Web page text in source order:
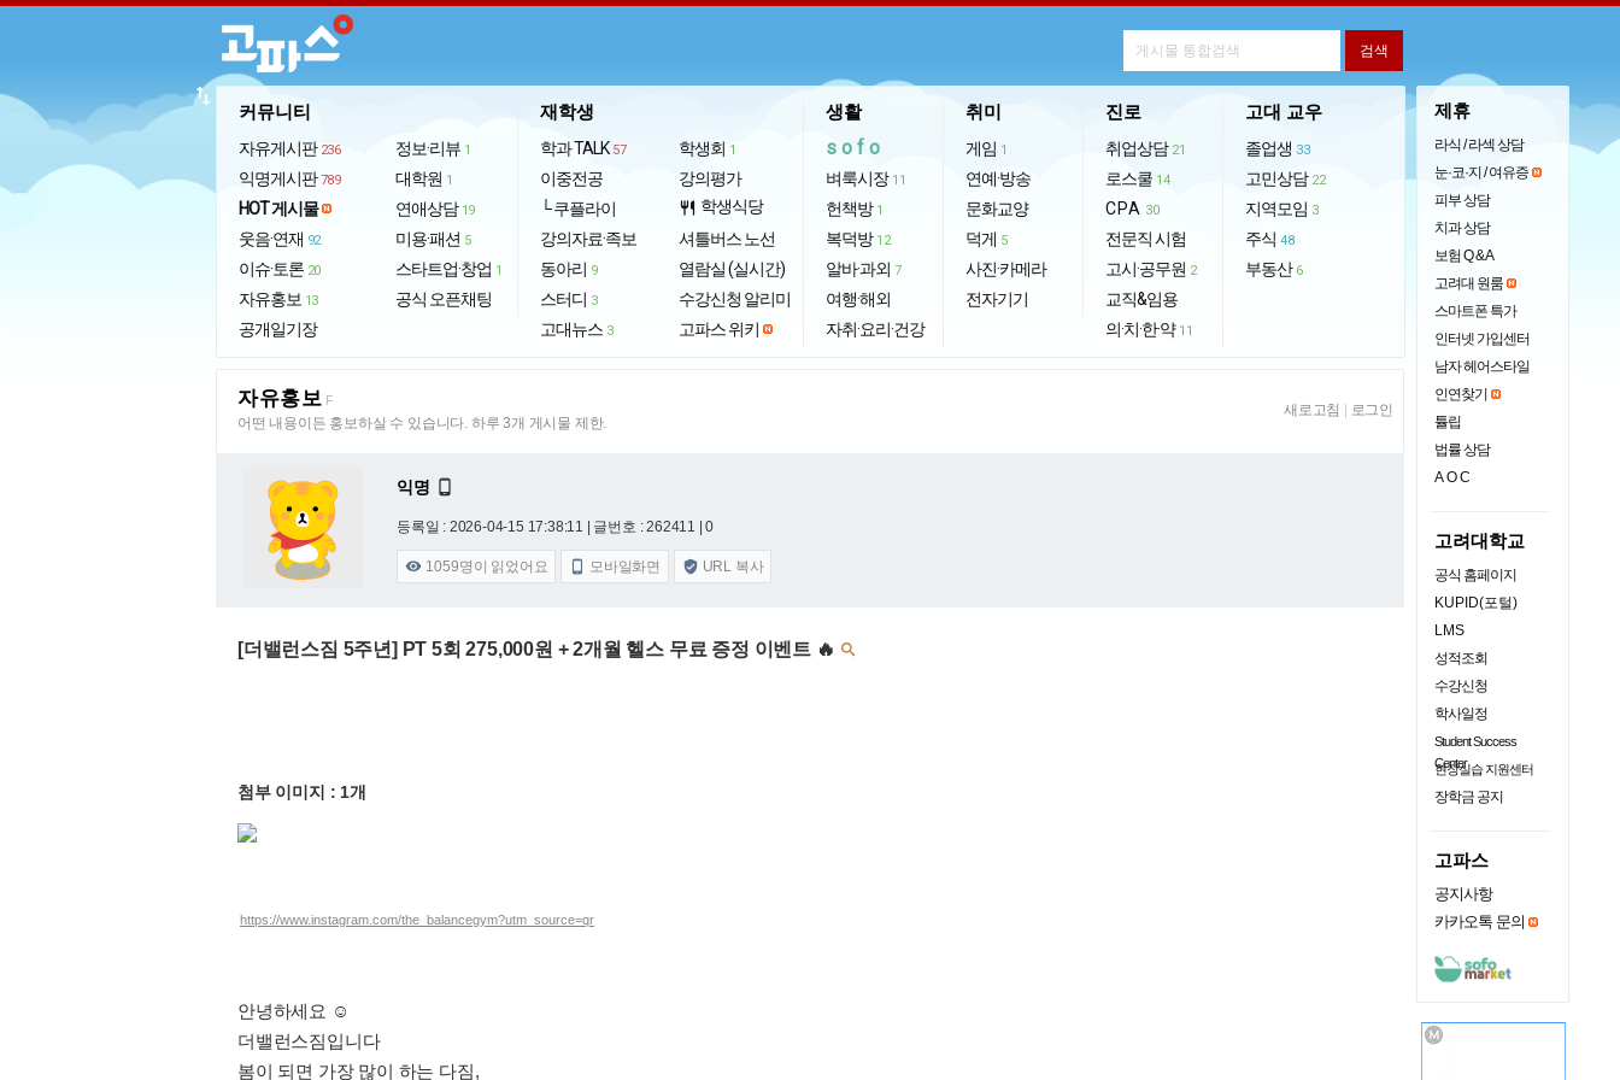
커뮤니티
자유게시판 236
익명게시판 789
HOT 게시물
웃음·연재 92
이슈·토론 20
자유홍보 13
공개일기장
정보·리뷰 1
대학원 1
연애상담 19
미용·패션 5
스타트업·창업 1
공식 오픈채팅
재학생
학과 TALK 57
이중전공
└ 쿠플라이
강의자료·족보
동아리 9
스터디 3
고대뉴스 3
학생회 1
강의평가
restaurant 학생식당
셔틀버스 노선
열람실 (실시간)
수강신청 알리미
고파스 위키
생활
sofo
벼룩시장 11
헌책방 1
복덕방 12
알바·과외 7
여행·해외
자취·요리·건강
취미
게임 1
연예·방송
문화교양
덕게 5
사진·카메라
전자기기
진로
취업상담 21
로스쿨 14
CPA 30
전문직 시험
고시·공무원 2
교직&임용
의·치·한·약 11
고대 교우
졸업생 33
고민상담 22
지역모임 3
주식 48
부동산 6
import_export
자유홍보 F
어떤 내용이든 홍보하실 수 있습니다. 하루 3개 게시물 제한.
새로고침 로그인
익명 
등록일 : 2026-04-15 17:38:11 | 글번호 : 262411 | 0
 1059명이 읽었어요  모바일화면  URL 복사
[더밸런스짐 5주년] PT 5회 275,000원 + 2개월 헬스 무료 증정 이벤트 🔥 
첨부 이미지 : 1개
https://www.instagram.com/the_balancegym?utm_source=qr
안녕하세요 ☺️
더밸런스짐입니다
봄이 되면 가장 많이 하는 다짐,
제휴
라식 / 라섹 상담
눈·코·지 / 여유증
피부 상담
치과 상담
보험 Q & A
고려대 원룸
스마트폰 특가
인터넷 가입센터
남자 헤어스타일
인연찾기
튤립
법률 상담
AOC
고려대학교
공식 홈페이지
KUPID(포털)
LMS
성적조회
수강신청
학사일정
Student Success
Center
현장실습 지원센터
장학금 공지
고파스
공지사항
카카오톡 문의